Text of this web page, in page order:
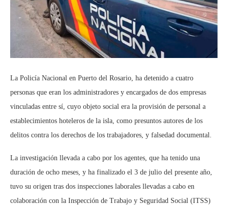
La Policía Nacional en Puerto del Rosario, ha detenido a cuatro
personas que eran los administradores y encargados de dos empresas
vinculadas entre sí, cuyo objeto social era la provisión de personal a
establecimientos hoteleros de la isla, como presuntos autores de los
delitos contra los derechos de los trabajadores, y falsedad documental.
La investigación llevada a cabo por los agentes, que ha tenido una
duración de ocho meses, y ha finalizado el 3 de julio del presente año,
tuvo su origen tras dos inspecciones laborales llevadas a cabo en
colaboración con la Inspección de Trabajo y Seguridad Social (ITSS)